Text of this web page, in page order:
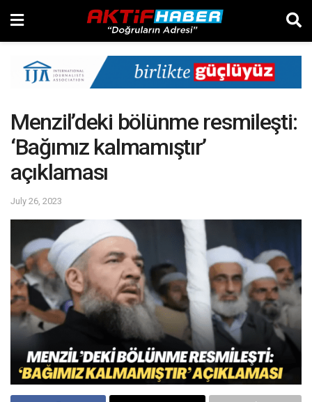
Menzil’deki bölünme resmileşti:
‘Bağımız kalmamıştır’
açıklaması
July 26, 2023